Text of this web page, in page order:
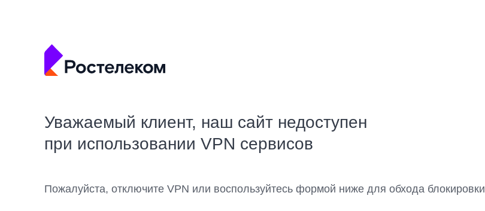
Уважаемый клиент, наш сайт недоступен
при использовании VPN сервисов
Пожалуйста, отключите VPN или воспользуйтесь формой ниже для обхода блокировки